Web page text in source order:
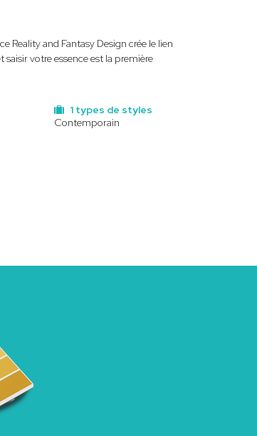
Reality and Fantasy Design crée le lien
votre essence est la première
1 types de styles
Contemporain